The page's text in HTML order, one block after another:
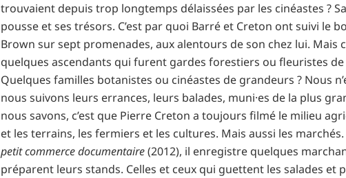
trouvaient depuis trop longtemps délaissées par les cinéastes ?
pousse et ses trésors. C’est par quoi Barré et Creton ont suivi le
Brown sur sept promenades, aux alentours de son chez lui. Mais
quelques ascendants qui furent gardes forestiers ou fleuristes de
Quelques familles botanistes ou cinéastes de grandeurs ? Nous
nous suivons leurs errances, leurs balades, muni·es de la plus
nous savons, c’est que Pierre Creton a toujours filmé le milieu
et les terrains, les fermiers et les cultures. Mais aussi les
petit commerce documentaire(2012), il enregistre quelques
préparent leurs stands. Celles et ceux qui guettent les salades et